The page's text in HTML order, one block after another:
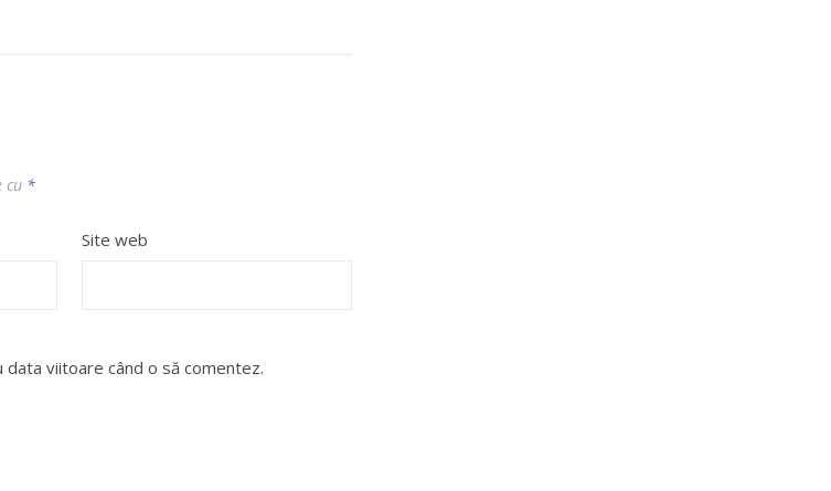
cu *
Site web
viitoare când o să comentez.